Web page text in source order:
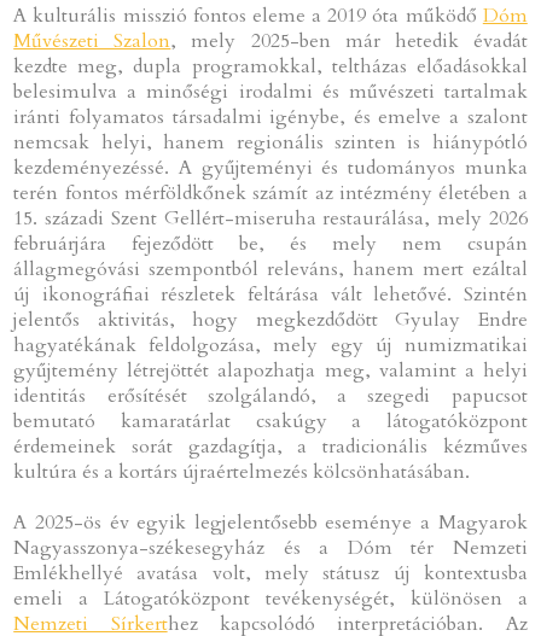
A kulturális misszió fontos eleme a 2019 óta működő Dóm
Művészeti Szalon, mely 2025-ben már hetedik évadát
kezdte meg, dupla programokkal, teltházas előadásokkal
belesimulva a minőségi irodalmi és művészeti tartalmak
iránti folyamatos társadalmi igénybe, és emelve a szalont
nemcsak helyi, hanem regionális szinten is hiánypótló
kezdeményezéssé. A gyűjteményi és tudományos munka
terén fontos mérföldkőnek számít az intézmény életében a
15. századi Szent Gellért-miseruha restaurálása, mely 2026
februárjára fejeződött be, és mely nem csupán
állagmegóvási szempontból releváns, hanem mert ezáltal
új ikonográfiai részletek feltárása vált lehetővé. Szintén
jelentős aktivitás, hogy megkezdődött Gyulay Endre
hagyatékának feldolgozása, mely egy új numizmatikai
gyűjtemény létrejöttét alapozhatja meg, valamint a helyi
identitás erősítését szolgálandó, a szegedi papucsot
bemutató kamaratárlat csakúgy a látogatóközpont
érdemeinek sorát gazdagítja, a tradicionális kézműves
kultúra és a kortárs újraértelmezés kölcsönhatásában.
A 2025-ös év egyik legjelentősebb eseménye a Magyarok
Nagyasszonya-székesegyház és a Dóm tér Nemzeti
Emlékhellyé avatása volt, mely státusz új kontextusba
emeli a Látogatóközpont tevékenységét, különösen a
Nemzeti Sírkerthez kapcsolódó interpretációban. Az